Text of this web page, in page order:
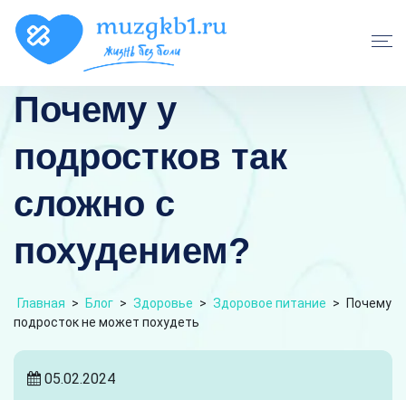
Почему у
подростков так
сложно с
похудением?
Главная > Блог > Здоровье > Здоровое питание >
Почему
подросток не может похудеть
05.02.2024